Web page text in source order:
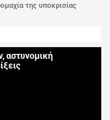
της υποκρισίας
αστυνομική